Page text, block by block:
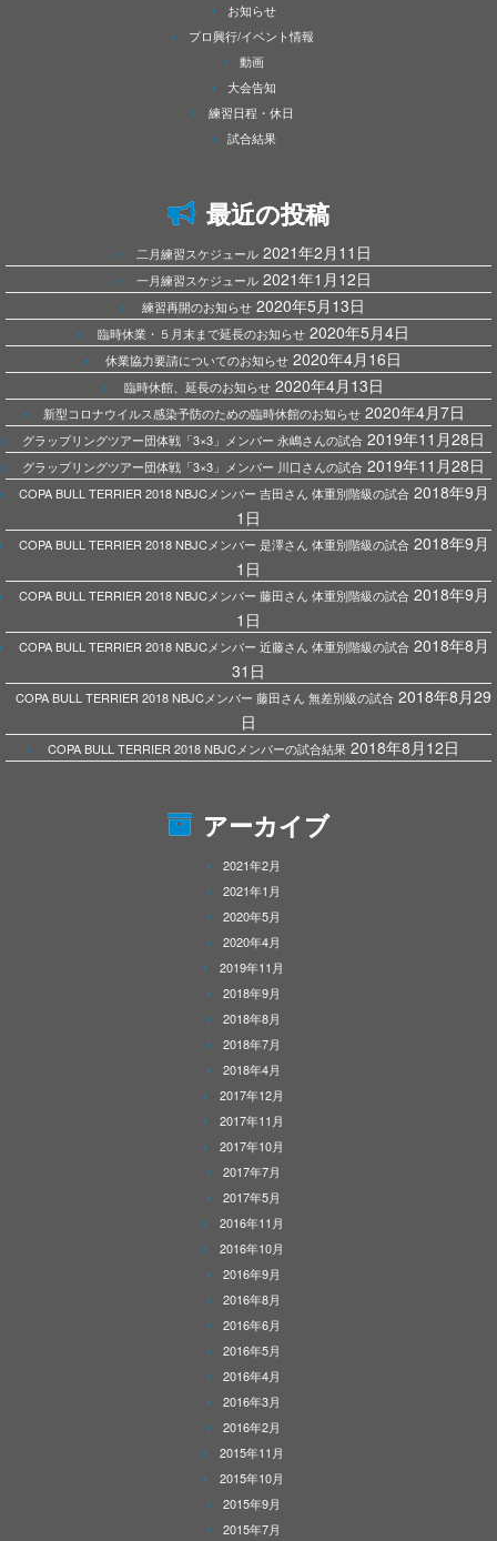
お知らせ
プロ興行/イベント情報
動画
大会告知
練習日程・休日
試合結果
最近の投稿
二月練習スケジュール 2021年2月11日
一月練習スケジュール 2021年1月12日
練習再開のお知らせ 2020年5月13日
臨時休業・５月末まで延長のお知らせ 2020年5月4日
休業協力要請についてのお知らせ 2020年4月16日
臨時休館、延長のお知らせ 2020年4月13日
新型コロナウイルス感染予防のための臨時休館のお知らせ 2020年4月7日
グラップリングツアー団体戦「3×3」メンバー 永嶋さんの試合 2019年11月28日
グラップリングツアー団体戦「3×3」メンバー 川口さんの試合 2019年11月28日
COPA BULL TERRIER 2018 NBJCメンバー 吉田さん 体重別階級の試合 2018年9月
1日
COPA BULL TERRIER 2018 NBJCメンバー 是澤さん 体重別階級の試合 2018年9月
1日
COPA BULL TERRIER 2018 NBJCメンバー 藤田さん 体重別階級の試合 2018年9月
1日
COPA BULL TERRIER 2018 NBJCメンバー 近藤さん 体重別階級の試合 2018年8月
31日
COPA BULL TERRIER 2018 NBJCメンバー 藤田さん 無差別級の試合 2018年8月29
日
COPA BULL TERRIER 2018 NBJCメンバーの試合結果 2018年8月12日
アーカイブ
2021年2月
2021年1月
2020年5月
2020年4月
2019年11月
2018年9月
2018年8月
2018年7月
2018年4月
2017年12月
2017年11月
2017年10月
2017年7月
2017年5月
2016年11月
2016年10月
2016年9月
2016年8月
2016年6月
2016年5月
2016年4月
2016年3月
2016年2月
2015年11月
2015年10月
2015年9月
2015年7月